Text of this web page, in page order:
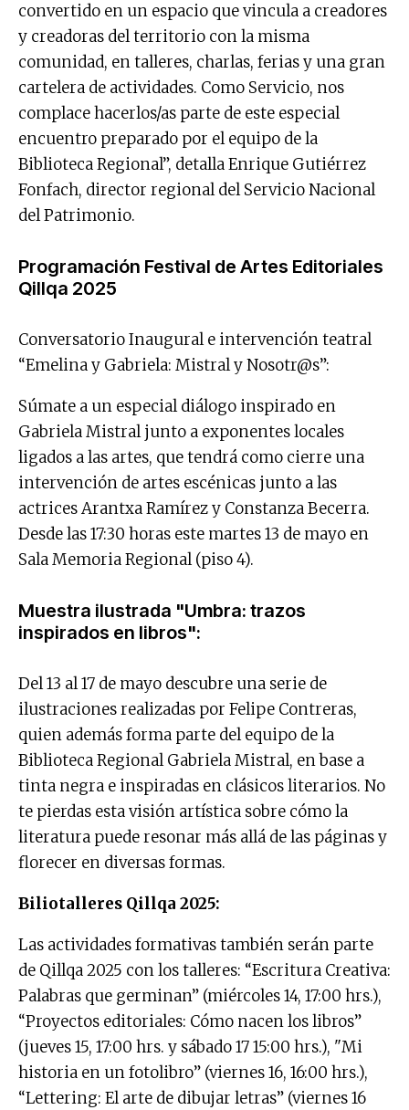
convertido en un espacio que vincula a creadores
y creadoras del territorio con la misma
comunidad, en talleres, charlas, ferias y una gran
cartelera de actividades. Como Servicio, nos
complace hacerlos/as parte de este especial
encuentro preparado por el equipo de la
Biblioteca Regional”, detalla Enrique Gutiérrez
Fonfach, director regional del Servicio Nacional
del Patrimonio.
Programación Festival de Artes Editoriales
Qillqa 2025
Conversatorio Inaugural e intervención teatral
“Emelina y Gabriela: Mistral y Nosotr@s”:
Súmate a un especial diálogo inspirado en
Gabriela Mistral junto a exponentes locales
ligados a las artes, que tendrá como cierre una
intervención de artes escénicas junto a las
actrices Arantxa Ramírez y Constanza Becerra.
Desde las 17:30 horas este martes 13 de mayo en
Sala Memoria Regional (piso 4).
Muestra ilustrada "Umbra: trazos
inspirados en libros":
Del 13 al 17 de mayo descubre una serie de
ilustraciones realizadas por Felipe Contreras,
quien además forma parte del equipo de la
Biblioteca Regional Gabriela Mistral, en base a
tinta negra e inspiradas en clásicos literarios. No
te pierdas esta visión artística sobre cómo la
literatura puede resonar más allá de las páginas y
florecer en diversas formas.
Biliotalleres Qillqa 2025:
Las actividades formativas también serán parte
de Qillqa 2025 con los talleres: “Escritura Creativa:
Palabras que germinan” (miércoles 14, 17:00 hrs.),
“Proyectos editoriales: Cómo nacen los libros”
(jueves 15, 17:00 hrs. y sábado 17 15:00 hrs.), "Mi
historia en un fotolibro” (viernes 16, 16:00 hrs.),
“Lettering: El arte de dibujar letras” (viernes 16